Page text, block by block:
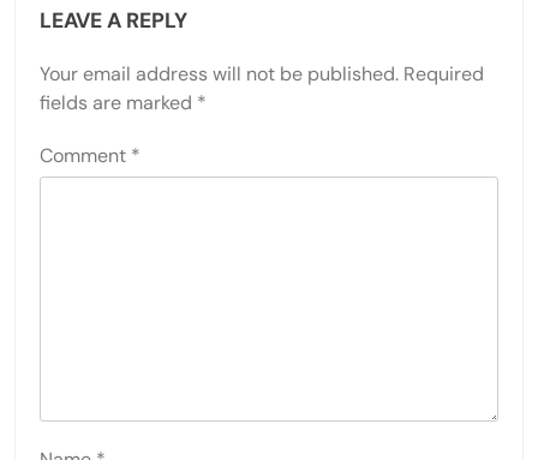
LEAVE A REPLY
Your email address will not be published. Required
fields are marked *
Comment *